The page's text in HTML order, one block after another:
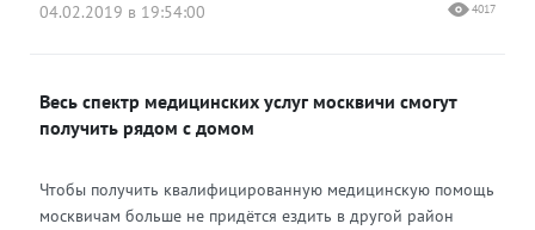
04.02.2019 в 19:54:00
4017
Весь спектр медицинских услуг москвичи смогут
получить рядом с домом
Чтобы получить квалифицированную медицинскую помощь
москвичам больше не придётся ездить в другой район